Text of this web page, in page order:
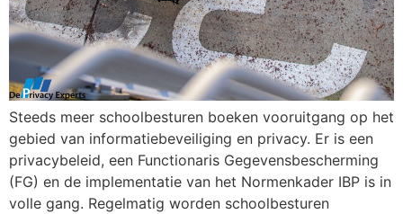
Steeds meer schoolbesturen boeken vooruitgang op het
gebied van informatiebeveiliging en privacy. Er is een
privacybeleid, een Functionaris Gegevensbescherming
(FG) en de implementatie van het Normenkader IBP is in
volle gang. Regelmatig worden schoolbesturen